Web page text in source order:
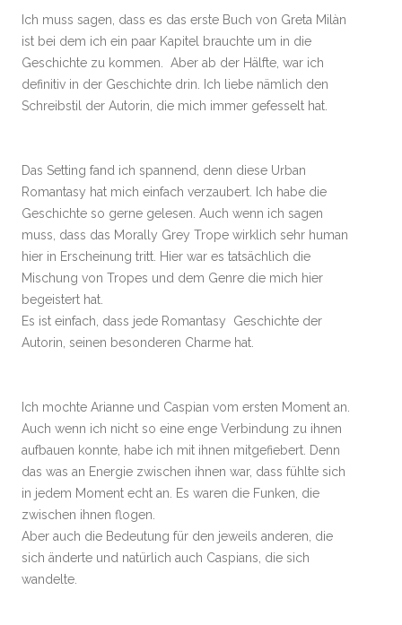
Ich muss sagen, dass es das erste Buch von Greta Milàn
ist bei dem ich ein paar Kapitel brauchte um in die
Geschichte zu kommen. Aber ab der Hälfte, war ich
definitiv in der Geschichte drin. Ich liebe nämlich den
Schreibstil der Autorin, die mich immer gefesselt hat.
Das Setting fand ich spannend, denn diese Urban
Romantasy hat mich einfach verzaubert. Ich habe die
Geschichte so gerne gelesen. Auch wenn ich sagen
muss, dass das Morally Grey Trope wirklich sehr human
hier in Erscheinung tritt. Hier war es tatsächlich die
Mischung von Tropes und dem Genre die mich hier
begeistert hat.
Es ist einfach, dass jede Romantasy Geschichte der
Autorin, seinen besonderen Charme hat.
Ich mochte Arianne und Caspian vom ersten Moment an.
Auch wenn ich nicht so eine enge Verbindung zu ihnen
aufbauen konnte, habe ich mit ihnen mitgefiebert. Denn
das was an Energie zwischen ihnen war, dass fühlte sich
in jedem Moment echt an. Es waren die Funken, die
zwischen ihnen flogen.
Aber auch die Bedeutung für den jeweils anderen, die
sich änderte und natürlich auch Caspians, die sich
wandelte.